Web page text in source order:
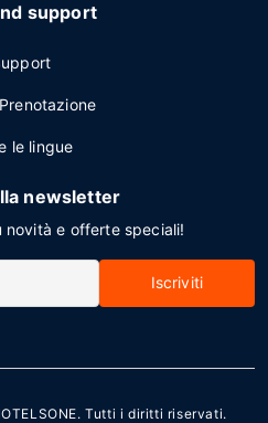
support
le lingue
newsletter
novità e offerte speciali!
Iscriviti
. Tutti i diritti riservati.